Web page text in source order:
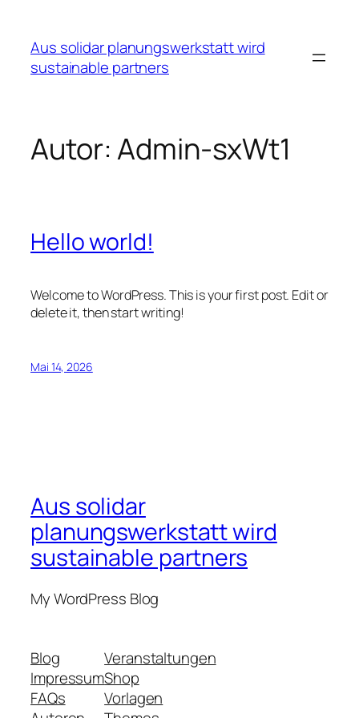
springen
Aus solidar planungswerkstatt wird
sustainable partners
Autor:Admin-sxWt1
Hello world!
Welcome to WordPress. This is your first post. Edit or
delete it, then start writing!
Mai 14, 2026
Aus solidar
planungswerkstatt wird
sustainable partners
My WordPress Blog
Blog
Impressum
FAQs
Veranstaltungen
Shop
Vorlagen